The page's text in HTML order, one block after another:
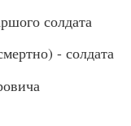
солдата
- солдата